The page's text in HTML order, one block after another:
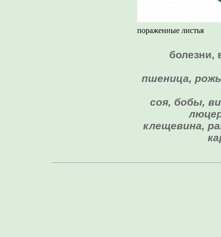
пораженные листья
болезни,
пшеница,
соя, бобы,
клещевина,